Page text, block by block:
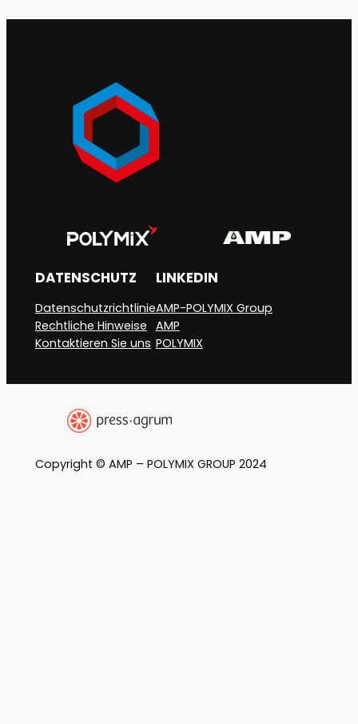
DATENSCHUTZ
Datenschutzrichtlinie
Rechtliche Hinweise
Kontaktieren Sie uns
LINKEDIN
AMP-POLYMIX Group
AMP
POLYMIX
Copyright © AMP – POLYMIX GROUP 2024